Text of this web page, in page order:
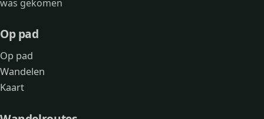
was gekomen
Op pad
Op pad
Wandelen
Kaart